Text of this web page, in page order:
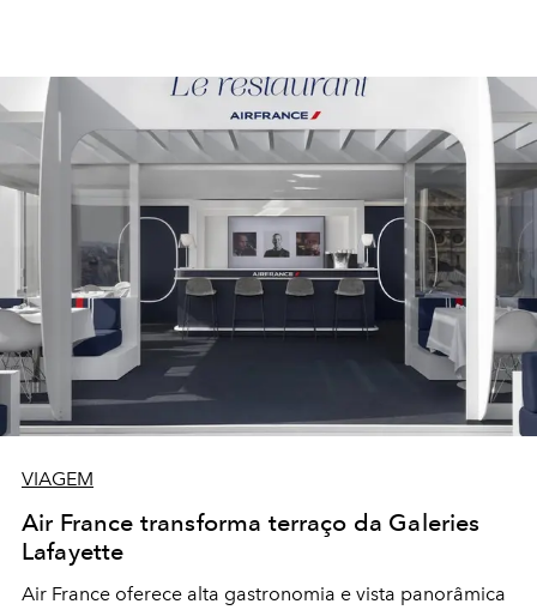
VIAGEM
Air France transforma terraço da Galeries
Lafayette
Air France oferece alta gastronomia e vista panorâmica